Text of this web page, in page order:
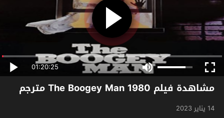
01:20:25
مشاهدة فيلم The Boogey Man 1980 مترجم
14 يناير 2023